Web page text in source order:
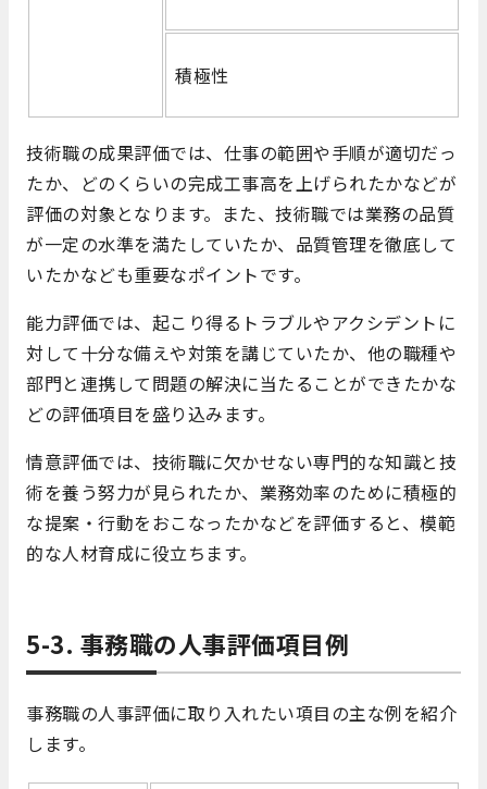
積極性
技術職の成果評価では、仕事の範囲や手順が適切だっ
たか、どのくらいの完成工事高を上げられたかなどが
評価の対象となります。また、技術職では業務の品質
が一定の水準を満たしていたか、品質管理を徹底して
いたかなども重要なポイントです。
能力評価では、起こり得るトラブルやアクシデントに
対して十分な備えや対策を講じていたか、他の職種や
部門と連携して問題の解決に当たることができたかな
どの評価項目を盛り込みます。
情意評価では、技術職に欠かせない専門的な知識と技
術を養う努力が見られたか、業務効率のために積極的
な提案・行動をおこなったかなどを評価すると、模範
的な人材育成に役立ちます。
5-3. 事務職の人事評価項目例
事務職の人事評価に取り入れたい項目の主な例を紹介
します。